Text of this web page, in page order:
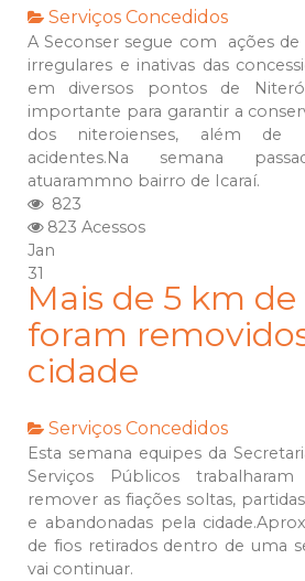
Serviços Concedidos
A Seconser segue com ações
irregulares e inativas das
em diversos pontos de
importante para garantir a
dos niteroienses, além de
acidentes.Na semana
atuarammno bairro de Icaraí.
823
823 Acessos
Jan
31
Mais de 5 km
foram
cidade
Serviços Concedidos
Esta semana equipes da
Serviços Públicos
remover as fiações soltas,
e abandonadas pela
de fios retirados dentro de uma
vai continuar.